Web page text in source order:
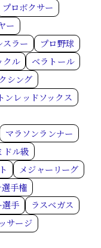
プロボクサー
ー
スラー
プロ野球
クル
ベラトール
シング
ンレッドソックス
マラソンランナー
ドル級
メジャーリーグ
手権
選手
ラスベガス
サージ